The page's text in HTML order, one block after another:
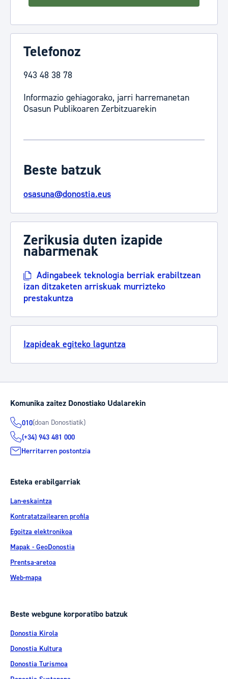
Telefonoz
943 48 38 78
Informazio gehiagorako, jarri harremanetan
Osasun Publikoaren Zerbitzuarekin
Beste batzuk
osasuna@donostia.eus
Zerikusia duten izapide
nabarmenak
Adingabeek teknologia berriak erabiltzean
izan ditzaketen arriskuak murrizteko
prestakuntza
Izapideak egiteko laguntza
Komunika zaitez Donostiako Udalarekin
010(doan Donostiatik)
(+34) 943 481 000
Herritarren postontzia
Esteka erabilgarriak
Lan-eskaintza
Kontratatzailearen profila
Egoitza elektronikoa
Mapak - GeoDonostia
Prentsa-aretoa
Web-mapa
Beste webgune korporatibo batzuk
Donostia Kirola
Donostia Kultura
Donostia Turismoa